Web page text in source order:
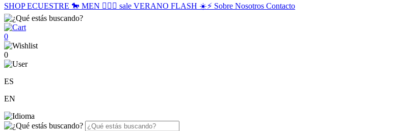
SHOPECUESTRE 🐎 MEN 🙋🏽‍♂️ sale VERANO FLASH ☀️⚡️ Sobre Nosotros Contacto
0
0
ES
EN